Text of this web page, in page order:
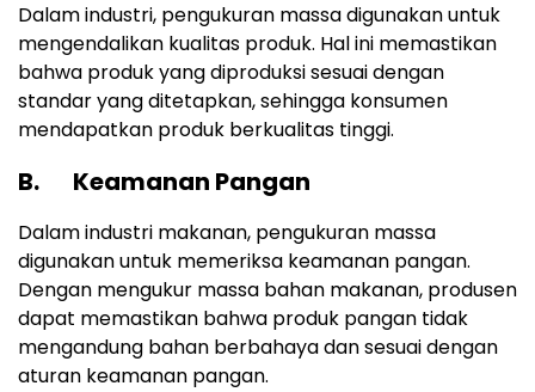
Dalam industri, pengukuran massa digunakan untuk
mengendalikan kualitas produk. Hal ini memastikan
bahwa produk yang diproduksi sesuai dengan
standar yang ditetapkan, sehingga konsumen
mendapatkan produk berkualitas tinggi.
B. Keamanan Pangan
Dalam industri makanan, pengukuran massa
digunakan untuk memeriksa keamanan pangan.
Dengan mengukur massa bahan makanan, produsen
dapat memastikan bahwa produk pangan tidak
mengandung bahan berbahaya dan sesuai dengan
aturan keamanan pangan.